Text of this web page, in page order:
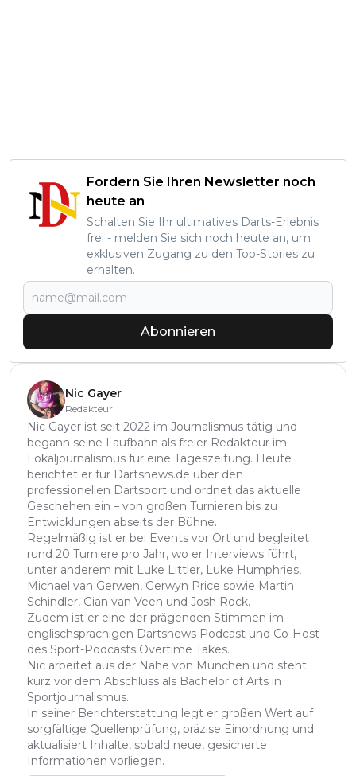
Fordern Sie Ihren Newsletter noch
heute an
Schalten Sie Ihr ultimatives Darts-Erlebnis
frei - melden Sie sich noch heute an, um
exklusiven Zugang zu den Top-Stories zu
erhalten.
Abonnieren
Nic Gayer
Redakteur
Nic Gayer ist seit 2022 im Journalismus tätig und
begann seine Laufbahn als freier Redakteur im
Lokaljournalismus für eine Tageszeitung. Heute
berichtet er für Dartsnews.de über den
professionellen Dartsport und ordnet das aktuelle
Geschehen ein – von großen Turnieren bis zu
Entwicklungen abseits der Bühne.
Regelmäßig ist er bei Events vor Ort und begleitet
rund 20 Turniere pro Jahr, wo er Interviews führt,
unter anderem mit Luke Littler, Luke Humphries,
Michael van Gerwen, Gerwyn Price sowie Martin
Schindler, Gian van Veen und Josh Rock.
Zudem ist er eine der prägenden Stimmen im
englischsprachigen Dartsnews Podcast und Co-Host
des Sport-Podcasts Overtime Takes.
Nic arbeitet aus der Nähe von München und steht
kurz vor dem Abschluss als Bachelor of Arts in
Sportjournalismus.
In seiner Berichterstattung legt er großen Wert auf
sorgfältige Quellenprüfung, präzise Einordnung und
aktualisiert Inhalte, sobald neue, gesicherte
Informationen vorliegen.